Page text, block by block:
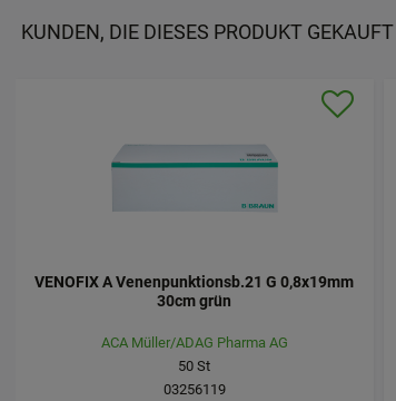
KUNDEN, DIE DIESES PRODUKT
VENOFIX A Venenpunktionsb.21 G 0,8x19mm
30cm grün
ACA Müller/ADAG Pharma AG
50 St
03256119